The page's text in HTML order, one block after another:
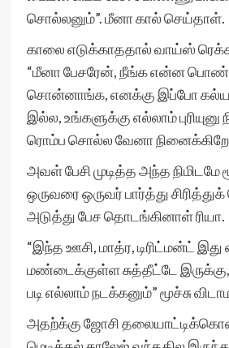
சொல்லனும்”. மீனா கால் செய்தாள்.
காலை எடுக்காததால் வாய்ஸ்
“மீனா பேசரேன், நீங்க என்ன
சொன்னாங்க, எனக்கு இப்போ
இல்ல, உங்களுக்கு எல்லாம்
ரொம்ப சொல்ல வேனா
அவள் பேசி முடித்த அந்த நிமிடமே
ஒருவரை ஒருவர் பார்த்து
அடுத்து பேச தொடங்கினாள் ரியா.
“இந்த ஊசி, மாத்ர, டிரிட்மன்ட்
மண்டைக்குள்ள சுத்தீட்டே
படி எல்லாம் நடக்கனும்” மூச்சு
அதற்க்கு ஜோசி